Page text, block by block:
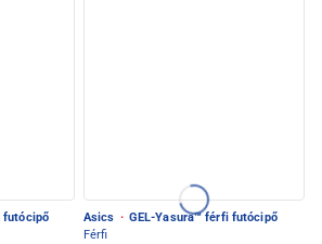
futócipő
Asics · GEL-Yasura™ férfi futócipő
Férfi